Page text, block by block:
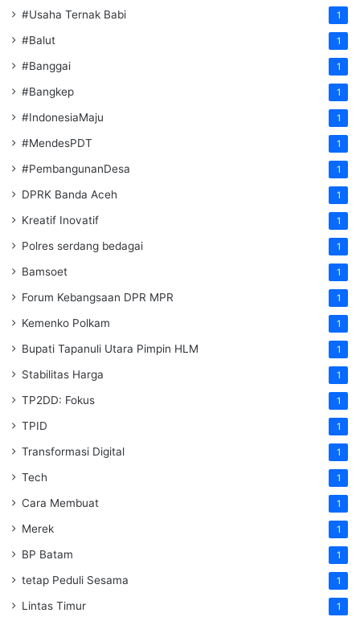
#Usaha Ternak Babi 1
#Balut 1
#Banggai 1
#Bangkep 1
#IndonesiaMaju 1
#MendesPDT 1
#PembangunanDesa 1
DPRK Banda Aceh 1
Kreatif Inovatif 1
Polres serdang bedagai 1
Bamsoet 1
Forum Kebangsaan DPR MPR 1
Kemenko Polkam 1
‎Bupati Tapanuli Utara Pimpin HLM 1
Stabilitas Harga 1
TP2DD: Fokus 1
TPID 1
Transformasi Digital 1
Tech 1
Cara Membuat 1
Merek 1
BP Batam 1
tetap Peduli Sesama 1
Lintas Timur 1